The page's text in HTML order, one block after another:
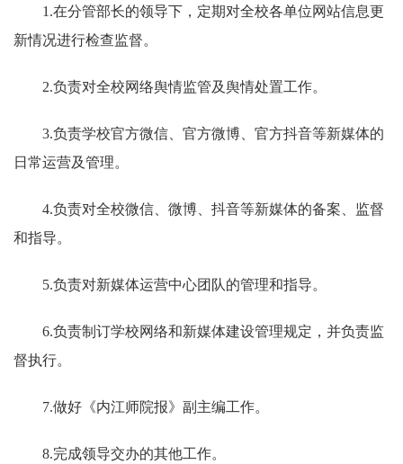
1.在分管部长的领导下，定期对全校各单位网站信息更
新情况进行检查监督。
2.负责对全校网络舆情监管及舆情处置工作。
3.负责学校官方微信、官方微博、官方抖音等新媒体的
日常运营及管理。
4.负责对全校微信、微博、抖音等新媒体的备案、监督
和指导。
5.负责对新媒体运营中心团队的管理和指导。
6.负责制订学校网络和新媒体建设管理规定，并负责监
督执行。
7.做好《内江师院报》副主编工作。
8.完成领导交办的其他工作。